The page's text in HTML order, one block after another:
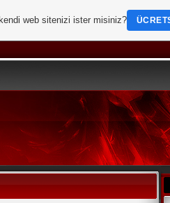
web sitenizi ister misiniz?